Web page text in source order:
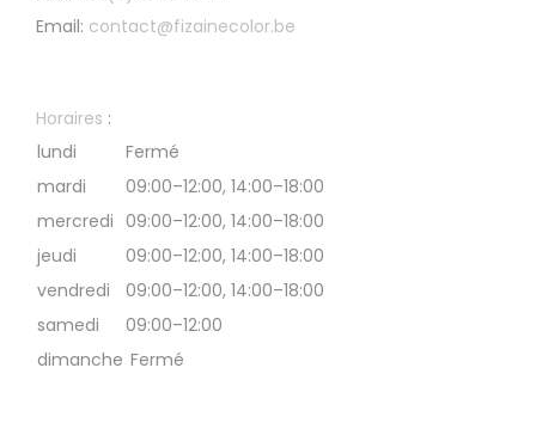
Email: contact@fizainecolor.be
Horaires :
lundi
Fermé
mardi
09:00–12:00, 14:00–18:00
mercredi 09:00–12:00, 14:00–18:00
jeudi
09:00–12:00, 14:00–18:00
vendredi
09:00–12:00, 14:00–18:00
samedi
09:00–12:00
dimanche Fermé